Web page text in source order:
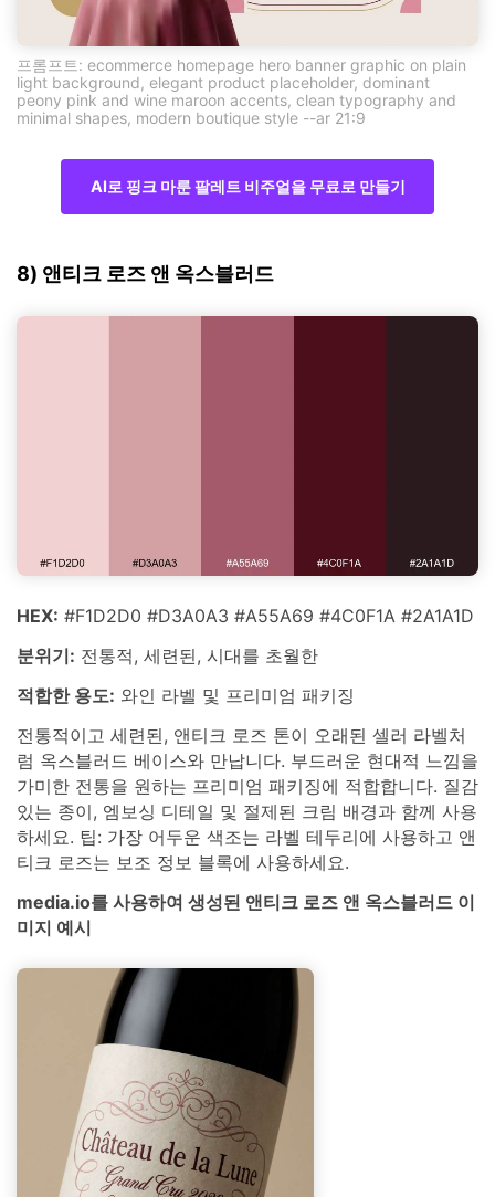
프롬프트: ecommerce homepage hero banner graphic on plain
light background, elegant product placeholder, dominant
peony pink and wine maroon accents, clean typography and
minimal shapes, modern boutique style --ar 21:9
AI로 핑크 마룬 팔레트 비주얼을 무료로 만들기
8) 앤티크 로즈 앤 옥스블러드
HEX: #F1D2D0 #D3A0A3 #A55A69 #4C0F1A #2A1A1D
분위기: 전통적, 세련된, 시대를 초월한
적합한 용도: 와인 라벨 및 프리미엄 패키징
전통적이고 세련된, 앤티크 로즈 톤이 오래된 셀러 라벨처
럼 옥스블러드 베이스와 만납니다. 부드러운 현대적 느낌을
가미한 전통을 원하는 프리미엄 패키징에 적합합니다. 질감
있는 종이, 엠보싱 디테일 및 절제된 크림 배경과 함께 사용
하세요. 팁: 가장 어두운 색조는 라벨 테두리에 사용하고 앤
티크 로즈는 보조 정보 블록에 사용하세요.
media.io를 사용하여 생성된 앤티크 로즈 앤 옥스블러드 이
미지 예시